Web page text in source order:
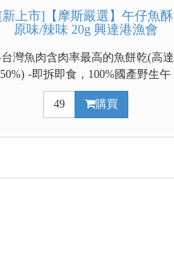
[新上市]【摩斯嚴選】午仔魚酥
原味/辣味 20g 興達港漁會
灣魚肉含肉率最高的魚餅乾(高達
50%) -即拆即食，100%國產野生午
仔魚，最高魚品質！ 原味 低溫烘焙
保留鮮甜，呈現自然海味。 辣味 ​特
49 購買